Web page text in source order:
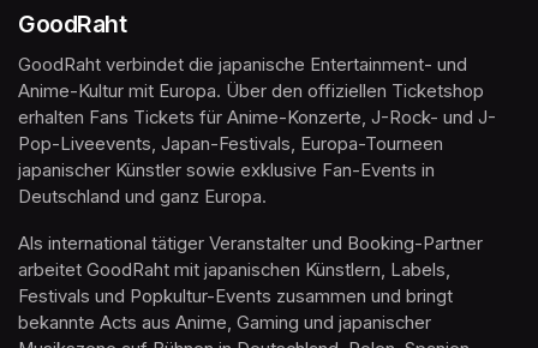
GoodRaht
GoodRaht verbindet die japanische Entertainment- und
Anime-Kultur mit Europa. Über den offiziellen Ticketshop
erhalten Fans Tickets für Anime-Konzerte, J-Rock- und J-
Pop-Liveevents, Japan-Festivals, Europa-Tourneen
japanischer Künstler sowie exklusive Fan-Events in
Deutschland und ganz Europa.
Als international tätiger Veranstalter und Booking-Partner
arbeitet GoodRaht mit japanischen Künstlern, Labels,
Festivals und Popkultur-Events zusammen und bringt
bekannte Acts aus Anime, Gaming und japanischer